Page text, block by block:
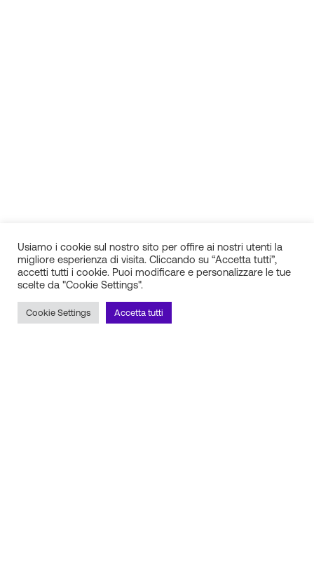
P.IVA 01688940608
Usiamo i cookie sul nostro sito per offire ai nostri utenti la
migliore esperienza di visita. Cliccando su “Accetta tutti”,
accetti tutti i cookie. Puoi modificare e personalizzare le tue
scelte da "Cookie Settings".
Cookie Settings Accetta tutti